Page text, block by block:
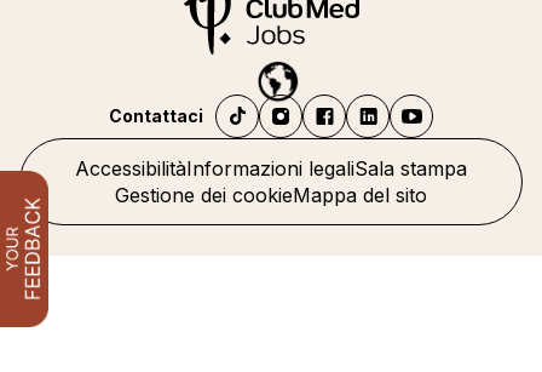
AccessibilitàInformazioni legaliSala stampa
Gestione dei cookieMappa del sito
Contattaci